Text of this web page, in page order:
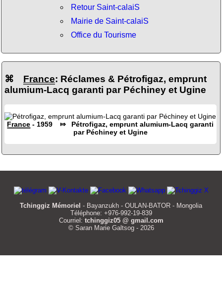
Retour Saint-calaiS
Mairie de Saint-calaiS
Office du Tourisme
⌘ France: Réclames & Pétrofigaz, emprunt
alumium-Lacq garanti par Péchiney et Ugine
France - 1959 ⤇ Pétrofigaz, emprunt alumium-Lacq garanti
par Péchiney et Ugine
Tchinggiz Mémoriel - Bayanzukh - OULAN-BATOR - Mongolia
Téléphone: +976-992-19-839
Courriel: tchinggiz05 @ gmail.com
© Saran Marie Galtsog - 2026